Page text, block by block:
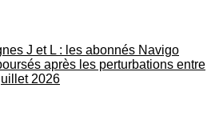
J et L : les abonnés Navigo
après les perturbations entre
2026